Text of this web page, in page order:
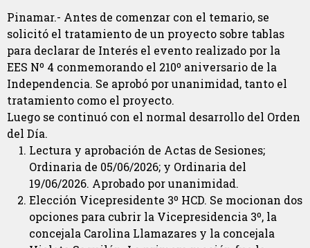
Pinamar.- Antes de comenzar con el temario, se
solicitó el tratamiento de un proyecto sobre tablas
para declarar de Interés el evento realizado por la
EES Nº 4 conmemorando el 210º aniversario de la
Independencia. Se aprobó por unanimidad, tanto el
tratamiento como el proyecto.
Luego se continuó con el normal desarrollo del Orden
del Día.
Lectura y aprobación de Actas de Sesiones;
Ordinaria de 05/06/2026; y Ordinaria del
19/06/2026. Aprobado por unanimidad.
Elección Vicepresidente 3º HCD. Se mocionan dos
opciones para cubrir la Vicepresidencia 3º, la
concejala Carolina Llamazares y la concejala